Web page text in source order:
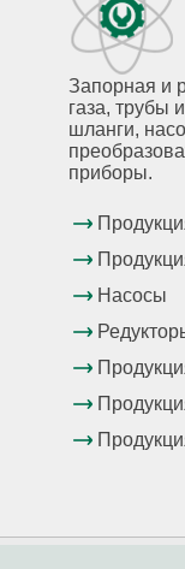
Запорная и
газа, трубы
шланги,
приборы.
Насосы